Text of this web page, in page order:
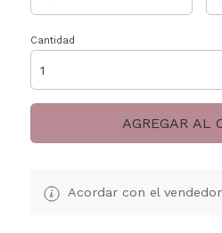
Cantidad
AGREGAR AL
Acordar con el